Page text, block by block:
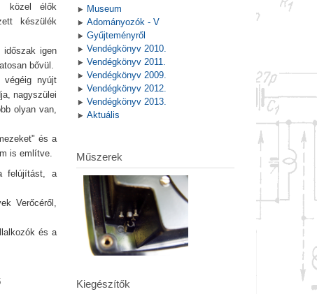
közel élők
készülék
időszak igen
bővül.
nyújt
nagyszülei
olyan van,
és a
is említve.
felújítást, a
Verőcéről,
és a
Museum
Adományozók - V
Gyűjteményről
Vendégkönyv 2010.
Vendégkönyv 2011.
Vendégkönyv 2009.
Vendégkönyv 2012.
Vendégkönyv 2013.
Aktuális
Műszerek
Kiegészítők